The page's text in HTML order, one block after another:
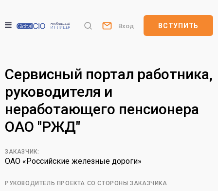
Вход ВСТУПИТЬ
Сервисный портал работника,
руководителя и
неработающего пенсионера
ОАО "РЖД"
ЗАКАЗЧИК:
ОАО «Российские железные дороги»
РУКОВОДИТЕЛЬ ПРОЕКТА СО СТОРОНЫ ЗАКАЗЧИКА